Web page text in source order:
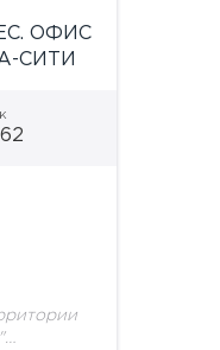
ОФИС
СИТИ